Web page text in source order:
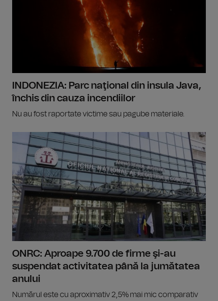
INDONEZIA: Parc naţional din insula Java,
închis din cauza incendiilor
Nu au fost raportate victime sau pagube materiale.
ONRC: Aproape 9.700 de firme şi-au
suspendat activitatea până la jumătatea
anului
Numărul este cu aproximativ 2,5% mai mic comparativ